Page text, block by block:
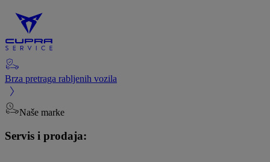
Brza pretraga rabljenih vozila
Naše marke
Servis i prodaja: